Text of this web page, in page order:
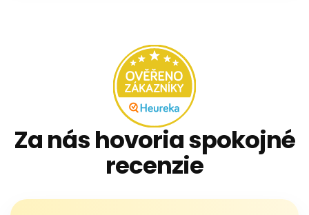
Za nás hovoria spokojné
recenzie